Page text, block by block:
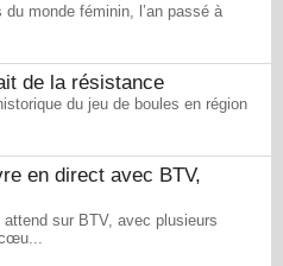
monde féminin, l’an passé à
de la résistance
du jeu de boules en région
en direct avec BTV,
sur BTV, avec plusieurs